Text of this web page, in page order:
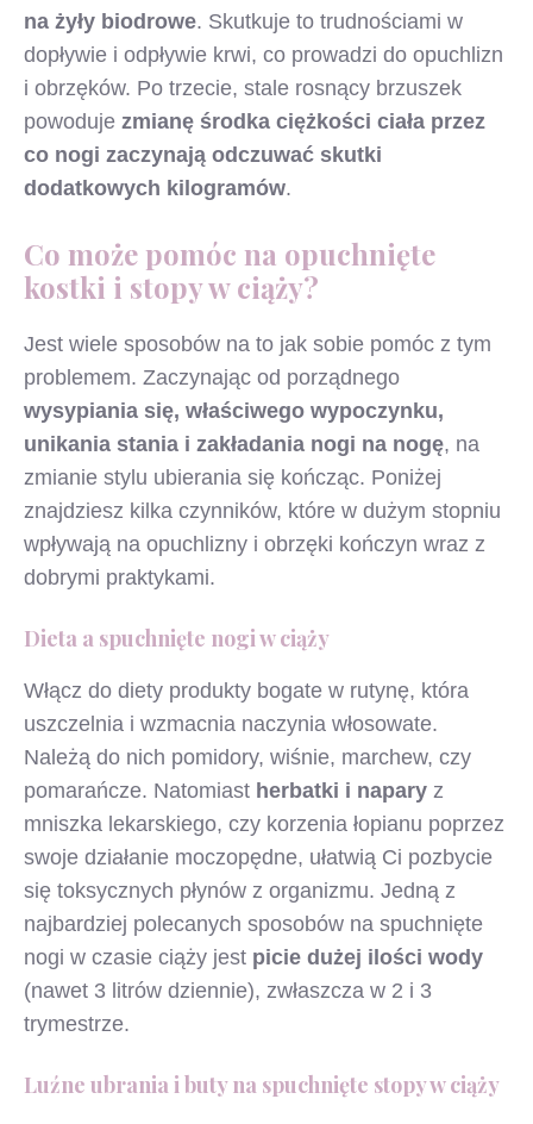
na żyły biodrowe. Skutkuje to trudnościami w
dopływie i odpływie krwi, co prowadzi do opuchlizn
i obrzęków. Po trzecie, stale rosnący brzuszek
powoduje zmianę środka ciężkości ciała przez
co nogi zaczynają odczuwać skutki
dodatkowych kilogramów.
Co może pomóc na opuchnięte
kostki i stopy w ciąży?
Jest wiele sposobów na to jak sobie pomóc z tym
problemem. Zaczynając od porządnego
wysypiania się, właściwego wypoczynku,
unikania stania i zakładania nogi na nogę, na
zmianie stylu ubierania się kończąc. Poniżej
znajdziesz kilka czynników, które w dużym stopniu
wpływają na opuchlizny i obrzęki kończyn wraz z
dobrymi praktykami.
Dieta a spuchnięte nogi w ciąży
Włącz do diety produkty bogate w rutynę, która
uszczelnia i wzmacnia naczynia włosowate.
Należą do nich pomidory, wiśnie, marchew, czy
pomarańcze. Natomiast herbatki i napary z
mniszka lekarskiego, czy korzenia łopianu poprzez
swoje działanie moczopędne, ułatwią Ci pozbycie
się toksycznych płynów z organizmu. Jedną z
najbardziej polecanych sposobów na spuchnięte
nogi w czasie ciąży jest picie dużej ilości wody
(nawet 3 litrów dziennie), zwłaszcza w 2 i 3
trymestrze.
Luźne ubrania i buty na spuchnięte stopy w ciąży